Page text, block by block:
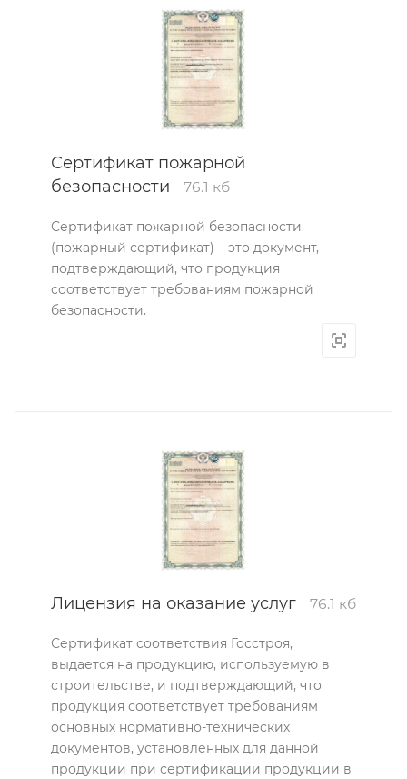
Сертификат пожарной
безопасности
76.1 кб
Сертификат пожарной безопасности
(пожарный сертификат) – это документ,
подтверждающий, что продукция
соответствует требованиям пожарной
безопасности.
Лицензия на оказание услуг 76.1 кб
Сертификат соответствия Госстроя,
выдается на продукцию, используемую в
строительстве, и подтверждающий, что
продукция соответствует требованиям
основных нормативно-технических
документов, установленных для данной
продукции при сертификации продукции в